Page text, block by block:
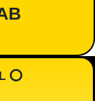
⭕️